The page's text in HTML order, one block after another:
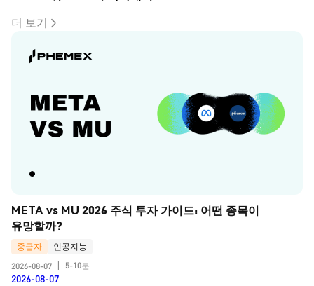
더 보기
META vs MU 2026 주식 투자 가이드: 어떤 종목이
유망할까?
중급자
인공지능
2026-08-07
5-10분
2026-08-07